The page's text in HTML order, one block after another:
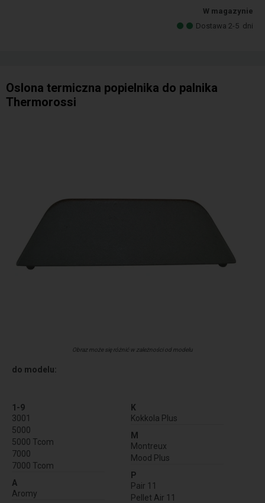
W magazynie
Dostawa 2-5 dni
Oslona termiczna popielnika do palnika
Thermorossi
Obraz może się różnić w zależności od modelu
do modelu:
1-9
3001
5000
5000 Tcom
7000
7000 Tcom
A
Aromy
K
Kokkola Plus
M
Montreux
Mood Plus
P
Pair 11
Pellet Air 11